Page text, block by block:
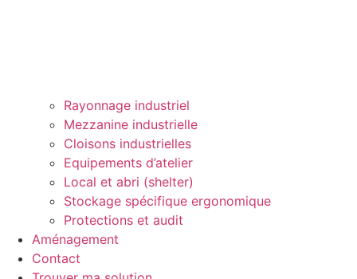
Rayonnage industriel
Mezzanine industrielle
Cloisons industrielles
Equipements d’atelier
Local et abri (shelter)
Stockage spécifique ergonomique
Protections et audit
Aménagement
Contact